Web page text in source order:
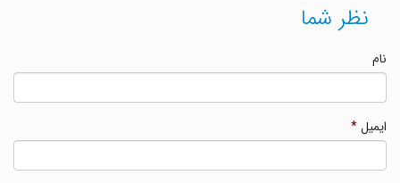
نظر شما
ایمیل*